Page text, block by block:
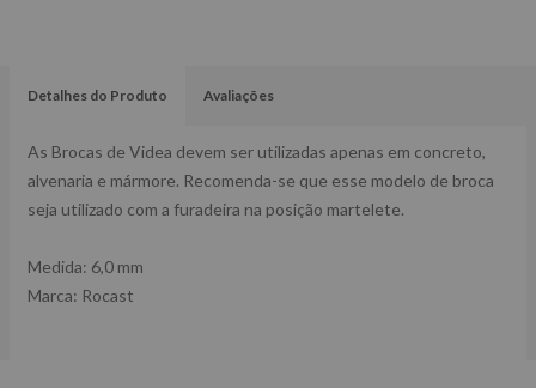
Detalhes do Produto Avaliações
As Brocas de Videa devem ser utilizadas apenas em concreto,
alvenaria e mármore. Recomenda-se que esse modelo de broca
seja utilizado com a furadeira na posição martelete.
Medida: 6,0 mm
Marca: Rocast